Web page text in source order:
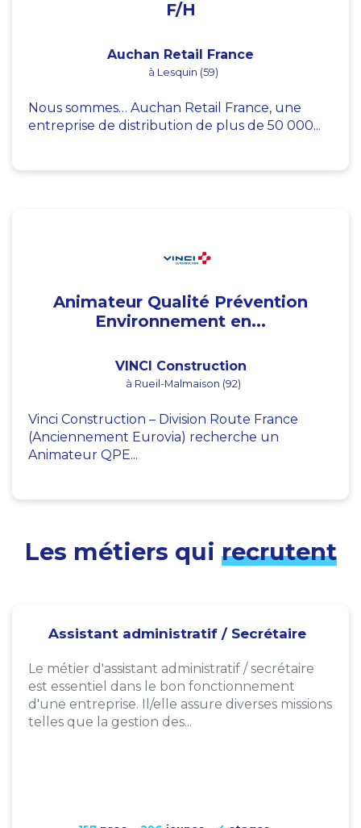
F/H
Auchan Retail France
à Lesquin (59)
Nous sommes… Auchan Retail France, une
entreprise de distribution de plus de 50 000...
Animateur Qualité Prévention
Environnement en...
VINCI Construction
à Rueil-Malmaison (92)
Vinci Construction – Division Route France
(Anciennement Eurovia) recherche un
Animateur QPE...
Les métiers qui recrutent
Assistant administratif / Secrétaire
Le métier d'assistant administratif / secrétaire
est essentiel dans le bon fonctionnement
d'une entreprise. Il/elle assure diverses missions
telles que la gestion des...